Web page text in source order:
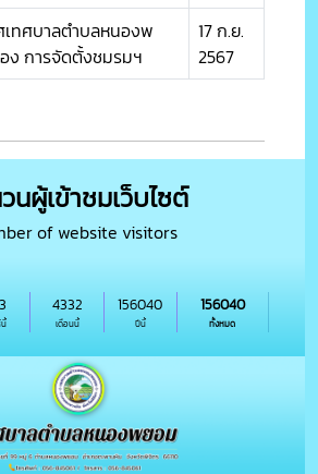
เทศบาลตำบลหนองพ
ง การจัดตั้งชมรมฯ
17 ก.ย.
2567
นผู้เข้าชมเว็บไซต์
of website visitors
เดือนนี้
4332
ปีนี้
156040
ทั้งหมด
156040